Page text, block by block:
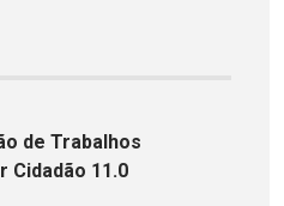
de Trabalhos
Cidadão 11.0